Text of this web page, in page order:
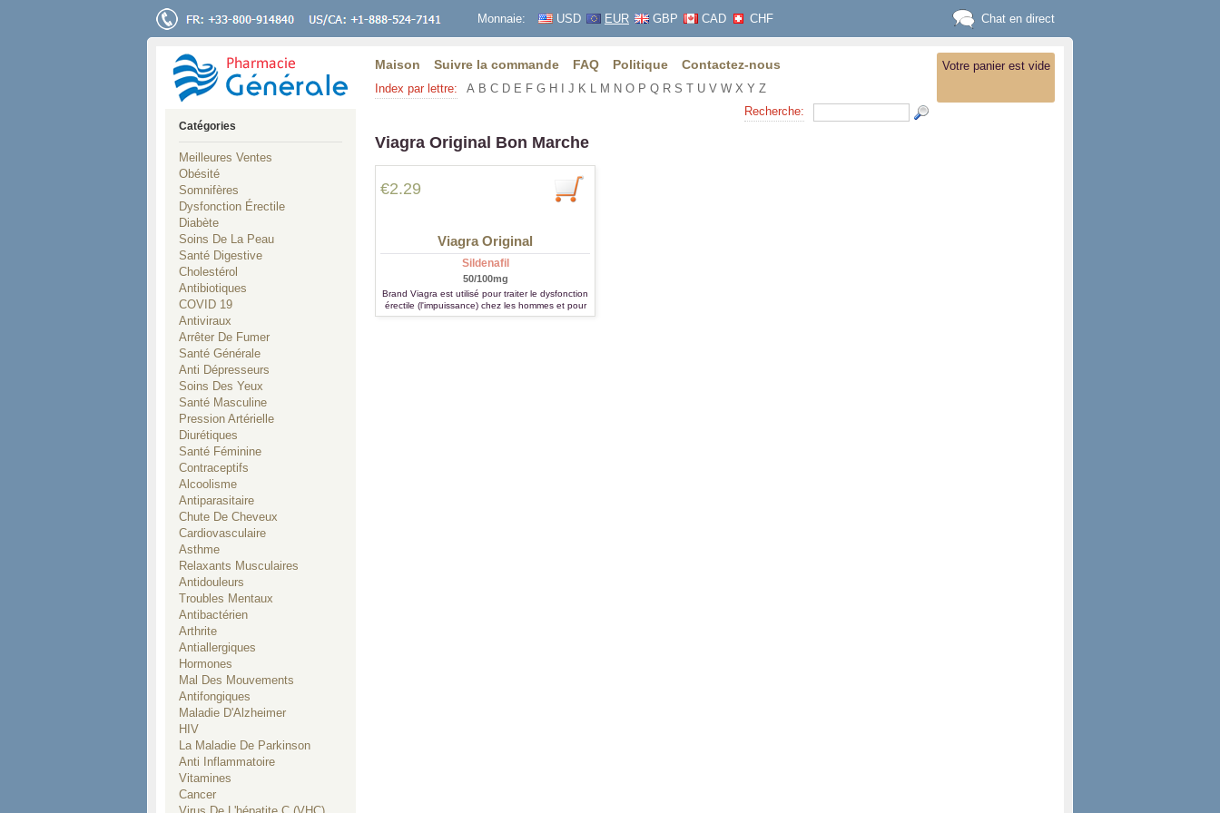
Monnaie: USD EUR GBP CAD CHF Chat en direct
Votre panier est vide
Maison Suivre la commande FAQ Politique Contactez-nous
Index par lettre: A B C D E F G H J K L M N O P Q R S T U V W X Y Z
Recherche:
Viagra Original Bon Marche
€2.29
Viagra Original
Sildenafil
50/100mg
Brand Viagra est utilisé pour traiter le dysfonction
érectile (l'impuissance) chez les hommes et pour
le traitement d'hypertension artérielle pulmonaire.
Catégories
Meilleures Ventes
Obésité
Somnifères
Dysfonction Érectile
Diabète
Soins De La Peau
Santé Digestive
Cholestérol
Antibiotiques
COVID 19
Antiviraux
Arrêter De Fumer
Santé Générale
Anti Dépresseurs
Soins Des Yeux
Santé Masculine
Pression Artérielle
Diurétiques
Santé Féminine
Contraceptifs
Alcoolisme
Antiparasitaire
Chute De Cheveux
Cardiovasculaire
Asthme
Relaxants Musculaires
Antidouleurs
Troubles Mentaux
Antibactérien
Arthrite
Antiallergiques
Hormones
Mal Des Mouvements
Antifongiques
Maladie D'Alzheimer
HIV
La Maladie De Parkinson
Anti Inflammatoire
Vitamines
Cancer